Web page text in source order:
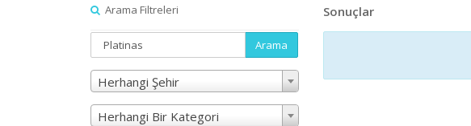
Arama Filtreleri
Arama
Herhangi Şehir
Herhangi Bir Kategori
Sonuçlar